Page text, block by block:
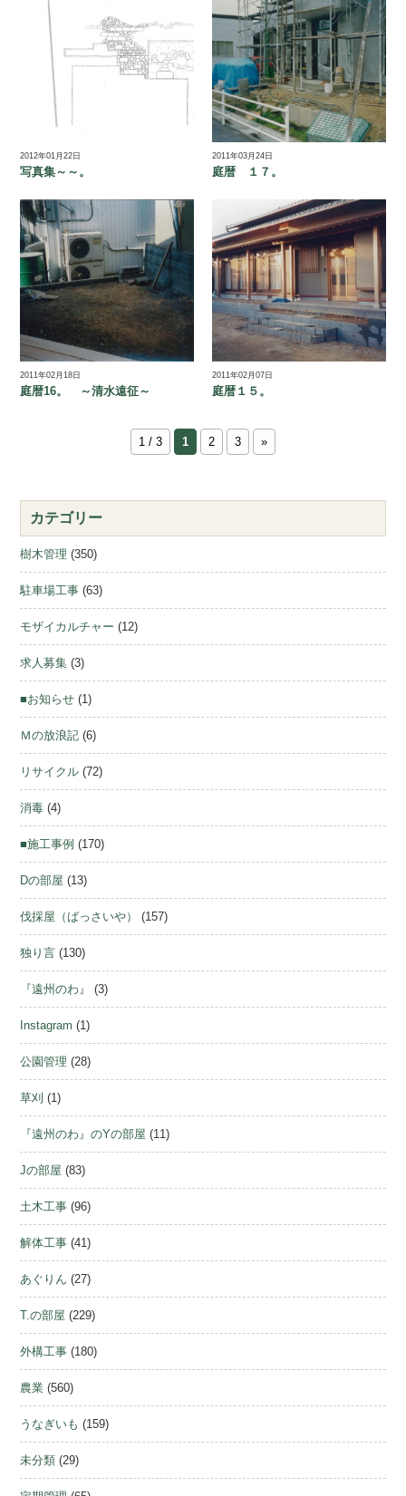
2012年01月22日
写真集～～。
2011年03月24日
庭暦 １７。
2011年02月18日
庭暦16。 ～清水遠征～
2011年02月07日
庭暦１５。
1 / 3 1 2 3 »
カテゴリー
樹木管理 (350)
駐車場工事 (63)
モザイカルチャー (12)
求人募集 (3)
■お知らせ (1)
Ｍの放浪記 (6)
リサイクル (72)
消毒 (4)
■施工事例 (170)
Dの部屋 (13)
伐採屋（ばっさいや） (157)
独り言 (130)
『遠州のわ』 (3)
Instagram (1)
公園管理 (28)
草刈 (1)
『遠州のわ』のYの部屋 (11)
Jの部屋 (83)
土木工事 (96)
解体工事 (41)
あぐりん (27)
T.の部屋 (229)
外構工事 (180)
農業 (560)
うなぎいも (159)
未分類 (29)